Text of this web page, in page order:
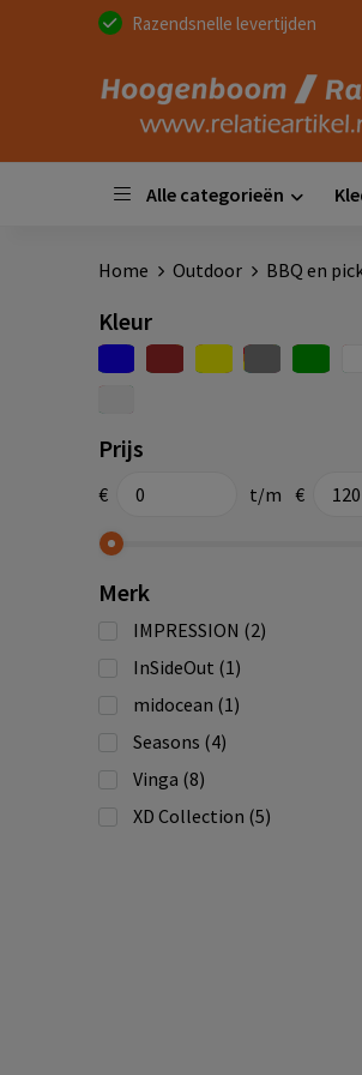
Razendsnelle levertijden
Alle categorieën
Home Outdoor BBQ en
Kleur
Prijs
€ t/m €
Merk
IMPRESSION (2)
InSideOut (1)
midocean (1)
Seasons (4)
Vinga (8)
XD Collection (5)